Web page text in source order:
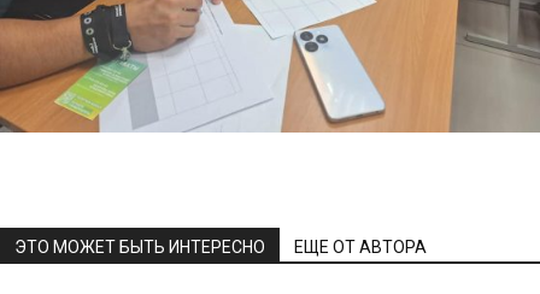
ЭТО МОЖЕТ БЫТЬ ИНТЕРЕСНО ЕЩЕ ОТ АВТОРА